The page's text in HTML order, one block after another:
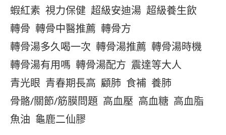
蝦紅素 視力保健 超級安迪湯 超級養生飲
轉骨 轉骨中醫推薦 轉骨方
轉骨湯多久喝一次 轉骨湯推薦 轉骨湯時機
轉骨湯有用嗎 轉骨湯配方 震達等大人
青光眼 青春期長高 顧肺 食補 養肺
骨骼/關節/筋膜問題 高血壓 高血糖 高血脂
魚油 龜鹿二仙膠